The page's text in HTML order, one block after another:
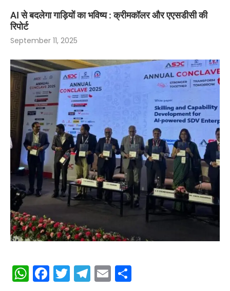
AI से बदलेगा गाड़ियों का भविष्य : क्रीमकॉलर और एएसडीसी की
रिपोर्ट
September 11, 2025
WhatsApp
Facebook
Twitter
Telegram
Email